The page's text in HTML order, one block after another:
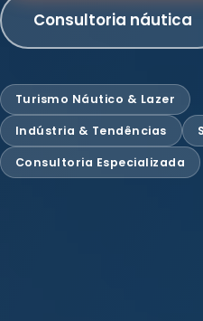
Consultoria náutica
Turismo Náutico & Lazer
Indústria & Tendências
Consultoria Especializada